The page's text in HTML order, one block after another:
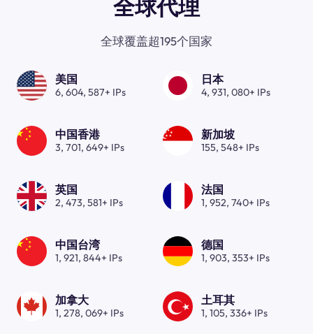
全球代理
全球覆盖超195个国家
美国
6, 604, 587+ IPs
日本
4, 931, 080+ IPs
中国香港
3, 701, 649+ IPs
新加坡
155, 548+ IPs
英国
2, 473, 581+ IPs
法国
1, 952, 740+ IPs
中国台湾
1, 921, 844+ IPs
德国
1, 903, 353+ IPs
加拿大
1, 278, 069+ IPs
土耳其
1, 105, 336+ IPs